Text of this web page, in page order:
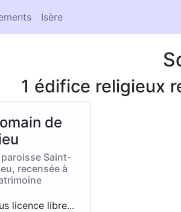
Isère
1 édifice religieux
de
Saint-
recensée à
licence libre...